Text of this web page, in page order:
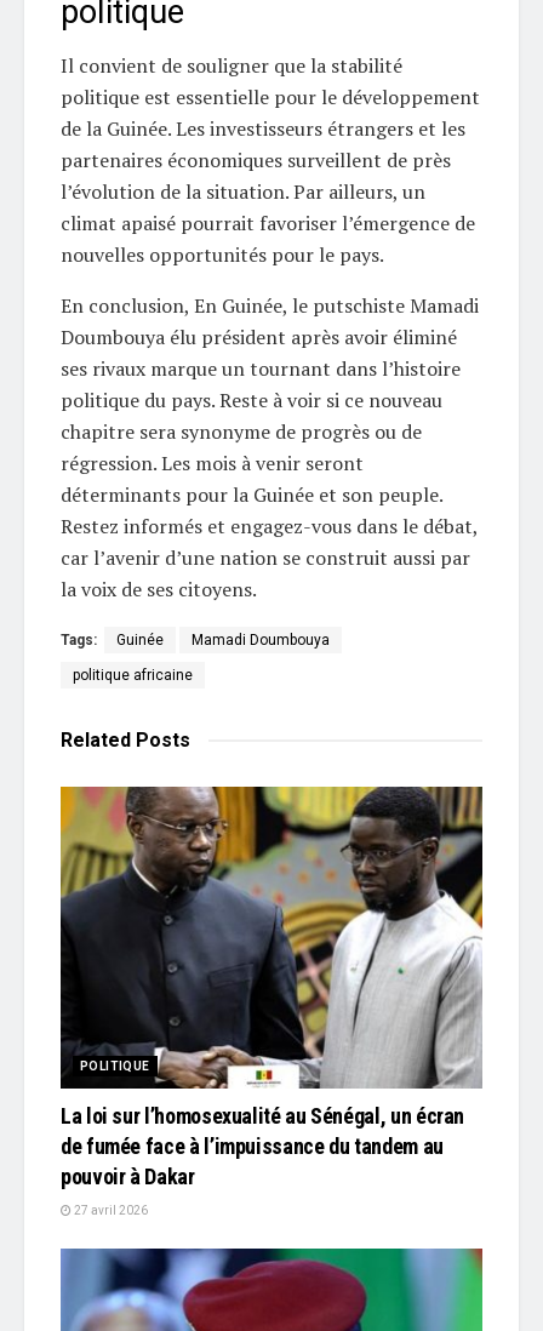
politique
Il convient de souligner que la stabilité
politique est essentielle pour le développement
de la Guinée. Les investisseurs étrangers et les
partenaires économiques surveillent de près
l’évolution de la situation. Par ailleurs, un
climat apaisé pourrait favoriser l’émergence de
nouvelles opportunités pour le pays.
En conclusion, En Guinée, le putschiste Mamadi
Doumbouya élu président après avoir éliminé
ses rivaux marque un tournant dans l’histoire
politique du pays. Reste à voir si ce nouveau
chapitre sera synonyme de progrès ou de
régression. Les mois à venir seront
déterminants pour la Guinée et son peuple.
Restez informés et engagez-vous dans le débat,
car l’avenir d’une nation se construit aussi par
la voix de ses citoyens.
Tags: Guinée Mamadi Doumbouya
politique africaine
Related Posts
POLITIQUE
La loi sur l’homosexualité au Sénégal, un écran
de fumée face à l’impuissance du tandem au
pouvoir à Dakar
27 avril 2026